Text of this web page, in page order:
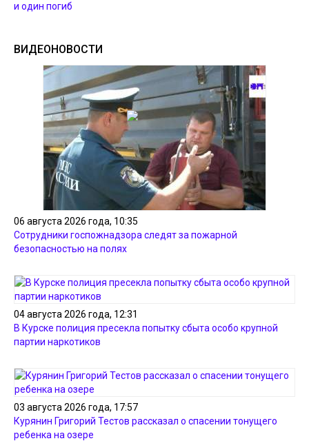
и один погиб
ВИДЕОНОВОСТИ
06 августа 2026 года, 10:35
Сотрудники госпожнадзора следят за пожарной
безопасностью на полях
04 августа 2026 года, 12:31
В Курске полиция пресекла попытку сбыта особо крупной
партии наркотиков
03 августа 2026 года, 17:57
Курянин Григорий Тестов рассказал о спасении тонущего
ребенка на озере